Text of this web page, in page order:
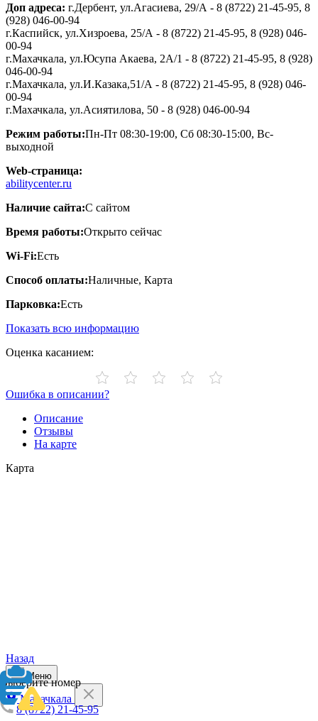
Доп адреса: г.Дербент, ул.Агасиева, 29/А - 8 (8722) 21-45-95, 8
(928) 046-00-94
г.Каспийск, ул.Хизроева, 25/А - 8 (8722) 21-45-95, 8 (928) 046-
00-94
г.Махачкала, ул.Юсупа Акаева, 2А/1 - 8 (8722) 21-45-95, 8 (928)
046-00-94
г.Махачкала, ул.И.Казака,51/А - 8 (8722) 21-45-95, 8 (928) 046-
00-94
г.Махачкала, ул.Асиятилова, 50 - 8 (928) 046-00-94
Режим работы:Пн-Пт 08:30-19:00, Сб 08:30-15:00, Вс-
выходной
Web-страница:
abilitycenter.ru
Наличие сайта:С сайтом
Время работы:Открыто сейчас
Wi-Fi:Есть
Способ оплаты:Наличные, Карта
Парковка:Есть
Показать всю информацию
Оценка касанием:
Ошибка в описании?
Описание
Отзывы
На карте
Карта
Назад
Выберите номер
8 (8722) 21-45-95
Меню
Махачкала